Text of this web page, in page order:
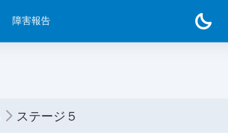
障害報告
ステージ５